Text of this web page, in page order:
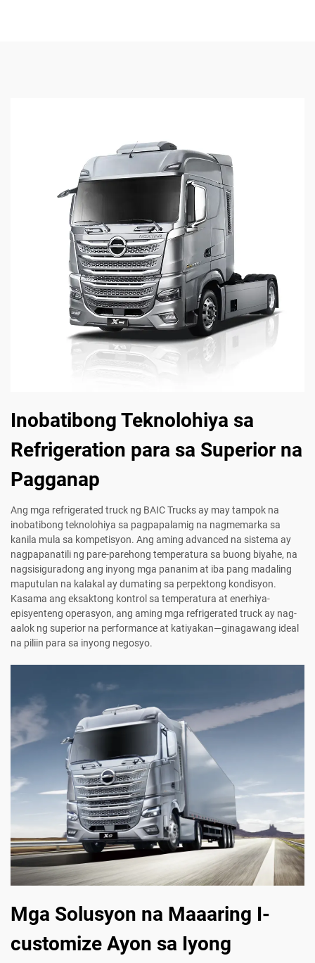
Inobatibong Teknolohiya sa
Refrigeration para sa Superior na
Pagganap
Ang mga refrigerated truck ng BAIC Trucks ay may tampok na
inobatibong teknolohiya sa pagpapalamig na nagmemarka sa
kanila mula sa kompetisyon. Ang aming advanced na sistema ay
nagpapanatili ng pare-parehong temperatura sa buong biyahe, na
nagsisiguradong ang inyong mga pananim at iba pang madaling
maputulan na kalakal ay dumating sa perpektong kondisyon.
Kasama ang eksaktong kontrol sa temperatura at enerhiya-
episyenteng operasyon, ang aming mga refrigerated truck ay nag-
aalok ng superior na performance at katiyakan—ginagawang ideal
na piliin para sa inyong negosyo.
Mga Solusyon na Maaaring I-
customize Ayon sa Iyong